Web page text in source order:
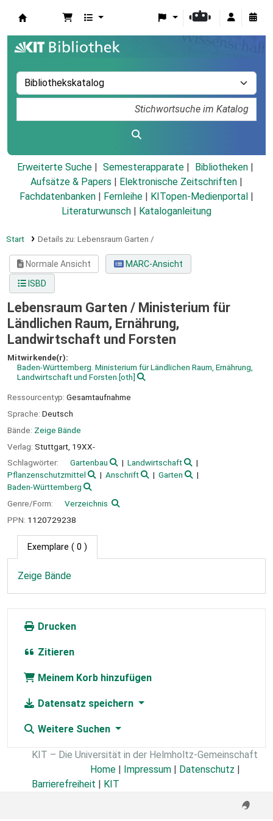
Erweiterte Suche Semesterapparate
Bibliotheken
Aufsätze & Papers
Elektronische Zeitschriften
Fachdatenbanken
Fernleihe KITopen-Medienportal
Literaturwunsch
Kataloganleitung
Start Details zu: Lebensraum Garten /
Normale Ansicht
MARC-Ansicht
ISBD
Lebensraum Garten / Ministerium für
Ländlichen Raum, Ernährung,
Landwirtschaft und Forsten
Mitwirkende(r):
Baden-Württemberg. Ministerium für Ländlichen Raum, Ernährung,
Landwirtschaft und Forsten [oth]
Ressourcentyp: Gesamtaufnahme
Sprache: Deutsch
Bände: Zeige Bände
Verlag: Stuttgart, 19XX-
Schlagwörter:
Gartenbau
Landwirtschaft
Pflanzenschutzmittel
Anschrift
Garten
Baden-Württemberg
Genre/Form:
Verzeichnis
PPN: 1120729238
Exemplare ( 0 )
Zeige Bände
Drucken
Zitieren
Meinem Korb hinzufügen
Datensatz speichern
Weitere Suchen
KIT – Die Universität in der Helmholtz-Gemeinschaft
Home | Impressum | Datenschutz |
Barrierefreiheit | KIT